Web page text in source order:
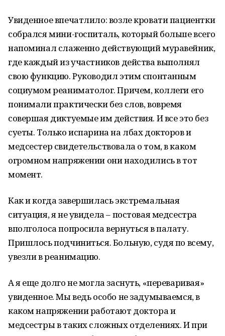
Увиденное впечатлило: возле кровати пациентки
собрался мини-госпиталь, который больше всего
напоминал слаженно действующий муравейник,
где каждый из участников действа выполнял
свою функцию. Руководил этим спонтанным
социумом реаниматолог. Причем, коллеги его
понимали практически без слов, вовремя
совершая диктуемые им действия. И все это без
суеты. Только испарина на лбах докторов и
медсестер свидетельствовала о том, в каком
огромном напряжении они находились в тот
момент.
Как и когда завершилась экстремальная
ситуация, я не увидела – постовая медсестра
вполголоса попросила вернуться в палату.
Пришлось подчиниться. Больную, судя по всему,
увезли в реанимацию.
А я еще долго не могла заснуть, «переваривая»
увиденное. Мы ведь особо не задумываемся, в
каком напряжении работают доктора и
медсестры в таких сложных отделениях. И при